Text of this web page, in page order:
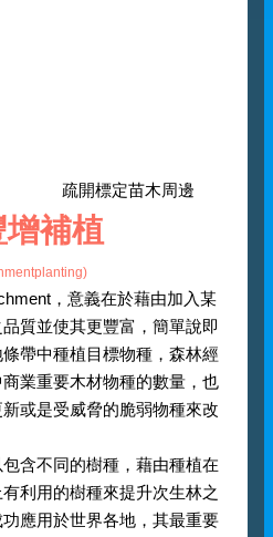
疏開標定苗木周邊
增補植
，意義在於藉由加入某
質並使其更豐富，簡單說即
帶中種植目標物種，森林經
業重要木材物種的數量，也
或是受威脅的脆弱物種來改
不同的樹種，藉由種植在
利用的樹種來提升次生林之
應用於世界各地，其最重要